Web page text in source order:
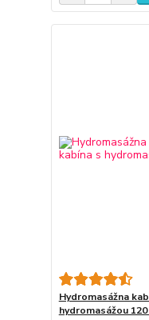
Hydromasážna
hydromasážou 120